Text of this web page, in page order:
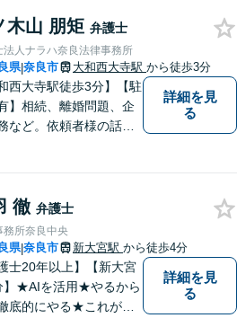
木山 朋矩 弁護士
法人ナラハ奈良法律事務所
県|奈良市 大和西大寺駅 から徒歩3分
西大寺駅徒歩3分】【駐
】相続、離婚問題、企
など。依頼者様の話を
ても良いのかな」など
ず、ぜひ一度ご相談く
。【お子様連れ相談
詳細を見
る
徹 弁護士
務所奈良中央
県|奈良市 新大宮駅 から徒歩4分
士20年以上】【新大宮
】★AIを活用★やるから
底的にやる★これが私
詳細を見
る